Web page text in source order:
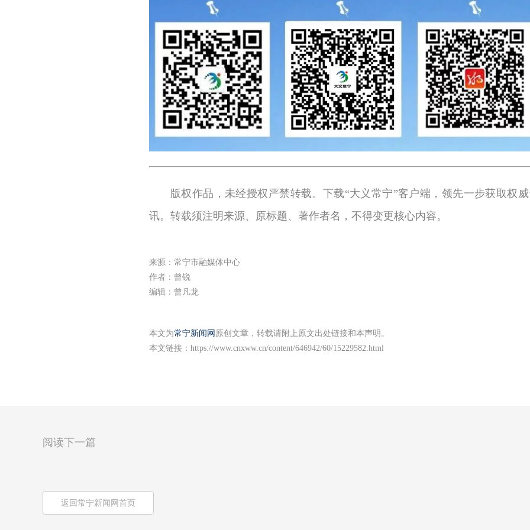
版权作品，未经授权严禁转载。下载“大义常宁”客户端，领先一步获取权
讯。转载须注明来源、原标题、著作者名，不得变更核心内容。
来源：常宁市融媒体中心
作者：曾锐
编辑：曾凡龙
本文为常宁新闻网 原创文章，转载请附上原文出处链接和本声明。
本文链接： https://www.cnxww.cn/content/646942/60/15229582.html
阅读下一篇
返回常宁新闻网首页